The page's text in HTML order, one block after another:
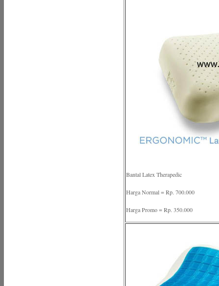
Bantal Latex Therapedic
Harga Normal = Rp. 700.000
Harga Promo = Rp. 350.000